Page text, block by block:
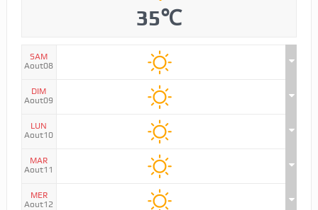
35℃
SAM
Aout08
DIM
Aout09
LUN
Aout10
MAR
Aout11
MER
Aout12